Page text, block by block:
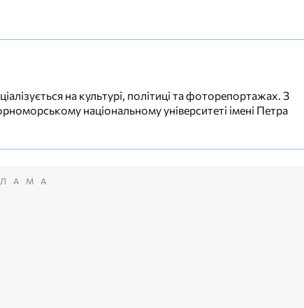
на культурі, політиці та фоторепортажах. З
національному університеті імені Петра